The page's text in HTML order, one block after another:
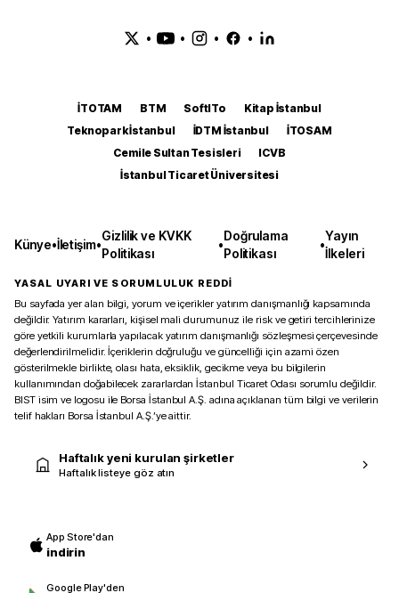
• • • •
İTOTAM BTM SoftITo
Kitap İstanbul
Teknopark İstanbul
İDTM İstanbul
İTOSAM
Cemile Sultan Tesisleri
ICVB
İstanbul Ticaret Üniversitesi
Künye•İletişim•
Gizlilik ve KVKK
Politikası
•
Doğrulama
Politikası
•
Yayın
İlkeleri
YASAL UYARI VE SORUMLULUK REDDİ
Bu sayfada yer alan bilgi, yorum ve içerikler yatırım danışmanlığı kapsamında
değildir. Yatırım kararları, kişisel mali durumunuz ile risk ve getiri tercihlerinize
göre yetkili kurumlarla yapılacak yatırım danışmanlığı sözleşmesi çerçevesinde
değerlendirilmelidir. İçeriklerin doğruluğu ve güncelliği için azami özen
gösterilmekle birlikte, olası hata, eksiklik, gecikme veya bu bilgilerin
kullanımından doğabilecek zararlardan İstanbul Ticaret Odası sorumlu değildir.
BIST isim ve logosu ile Borsa İstanbul A.Ş. adına açıklanan tüm bilgi ve verilerin
telif hakları Borsa İstanbul A.Ş.’ye aittir.
Haftalık yeni kurulan şirketler
Haftalık listeye göz atın
App Store'dan
indirin
Google Play'den